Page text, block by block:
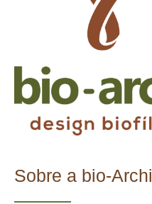
Sobre a bio-Archi